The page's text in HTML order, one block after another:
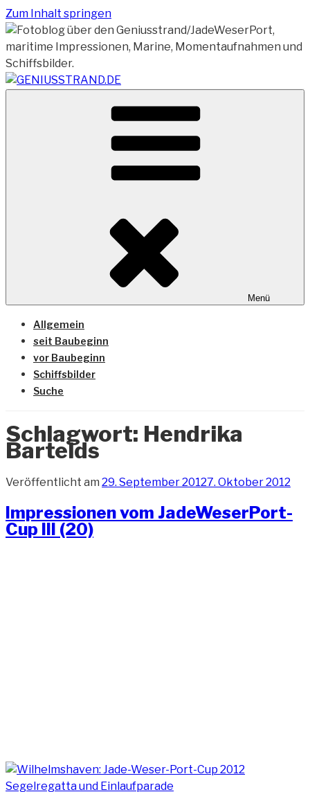
Zum Inhalt springen
GENIUSSTRAND.DE
Vom Geniusstrand zum JadeWeserPort/Container
Terminal Wilhelmshaven
Menü
Allgemein
seit Baubeginn
vor Baubeginn
Schiffsbilder
Suche
Schlagwort: Hendrika
Bartelds
Veröffentlicht am 29. September 20127. Oktober 2012
Impressionen vom JadeWeserPort-
Cup III (20)